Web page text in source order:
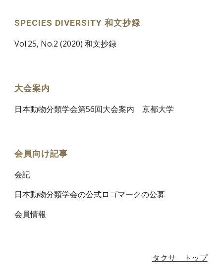
SPECIES DIVERSITY 和文抄録
Vol.25, No.2 (2020) 和文抄録
大会案内
日本動物分類学会第56回大会案内 京都大学
会員向け記事
会記
日本動物分類学会の公式ロゴマークの公募
会員情報
タクサ トップ